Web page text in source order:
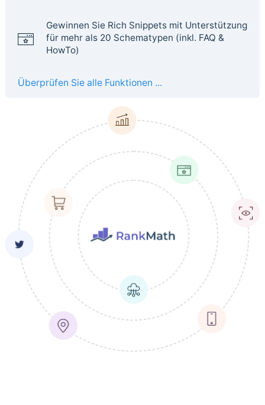
Gewinnen Sie Rich Snippets mit Unterstützung
für mehr als 20 Schematypen (inkl. FAQ &
HowTo)
Überprüfen Sie alle Funktionen ...